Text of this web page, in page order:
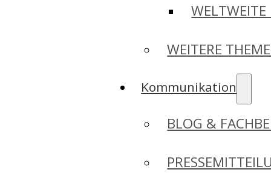
WEITERE
Kommunikation
BLOG &